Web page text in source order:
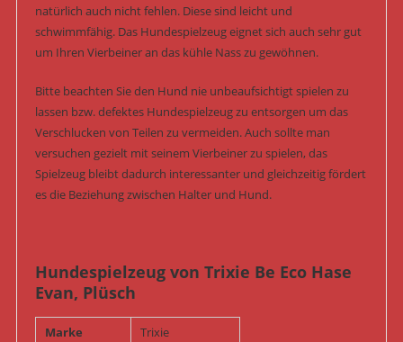
natürlich auch nicht fehlen. Diese sind leicht und
schwimmfähig. Das Hundespielzeug eignet sich auch sehr gut
um Ihren Vierbeiner an das kühle Nass zu gewöhnen.
Bitte beachten Sie den Hund nie unbeaufsichtigt spielen zu
lassen bzw. defektes Hundespielzeug zu entsorgen um das
Verschlucken von Teilen zu vermeiden. Auch sollte man
versuchen gezielt mit seinem Vierbeiner zu spielen, das
Spielzeug bleibt dadurch interessanter und gleichzeitig fördert
es die Beziehung zwischen Halter und Hund.
Hundespielzeug von Trixie Be Eco Hase
Evan, Plüsch
Marke
Trixie